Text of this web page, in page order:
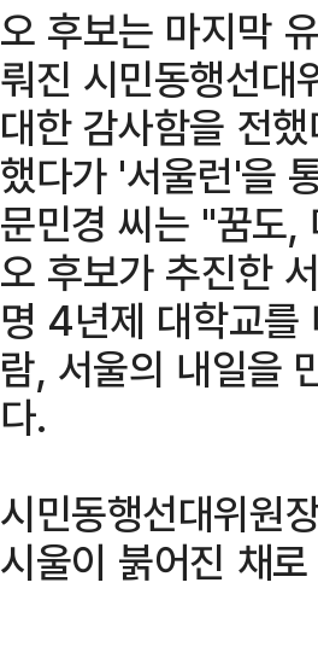
오 후보는 마지막
뤄진 시민동행선
대한 감사함을 전
했다가 '서울런'을
문민경 씨는 "꿈도,
오 후보가 추진한
명 4년제 대학교를
람, 서울의 내일을
다.
시민동행선대위원
시울이 붉어진 채